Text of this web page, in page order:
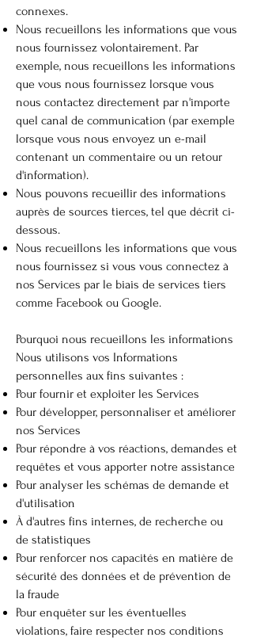
connexes.
Nous recueillons les informations que vous
nous fournissez volontairement. Par
exemple, nous recueillons les informations
que vous nous fournissez lorsque vous
nous contactez directement par n'importe
quel canal de communication (par exemple
lorsque vous nous envoyez un e-mail
contenant un commentaire ou un retour
d'information).
Nous pouvons recueillir des informations
auprès de sources tierces, tel que décrit ci-
dessous.
Nous recueillons les informations que vous
nous fournissez si vous vous connectez à
nos Services par le biais de services tiers
comme Facebook ou Google.
Pourquoi nous recueillons les informations
Nous utilisons vos Informations
personnelles aux fins suivantes :
Pour fournir et exploiter les Services
Pour développer, personnaliser et améliorer
nos Services
Pour répondre à vos réactions, demandes et
requêtes et vous apporter notre assistance
Pour analyser les schémas de demande et
d'utilisation
À d'autres fins internes, de recherche ou
de statistiques
Pour renforcer nos capacités en matière de
sécurité des données et de prévention de
la fraude
Pour enquêter sur les éventuelles
violations, faire respecter nos conditions